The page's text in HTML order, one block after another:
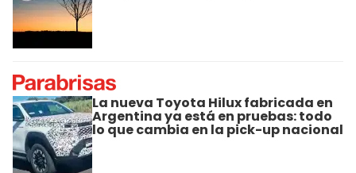
La nueva Toyota Hilux fabricada en
Argentina ya está en pruebas: todo
lo que cambia en la pick-up nacional